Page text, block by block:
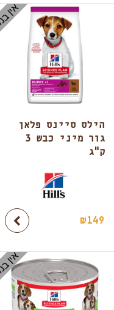
הילס סיינס פלאן
גור מיני כבש 3
ק"ג
₪149
אין
אין